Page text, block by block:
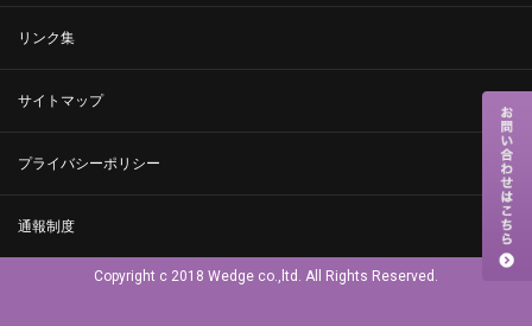
リンク集
サイトマップ
プライバシーポリシー
通報制度
Copyright c 2018 Wedge co.,ltd. All Rights Reserved.